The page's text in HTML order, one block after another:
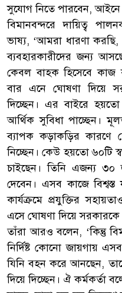
সুযোগ নিতে পারবেন, আইনে
বিমানবন্দরে দায়িত্ব
ভাষ্য, ‘আমরা ধারণা করছি,
ব্যবহারকারীদের জন্য
কেবল বাহক হিসেবে কাজ
বার এনে ঘোষণা দিয়ে
দিচ্ছেন। এর বাইরে
আর্থিক সুবিধা পাচ্ছেন।
ব্যাপক কড়াকড়ির কারণে
নিচ্ছেন। কেউ হয়তো ৬০টি
চাইছেন। তিনি এজন্য ৩০
দেবেন। এসব কাজে
কার্যক্রমে প্রযুক্তির
এসে ঘোষণা দিয়ে
তাঁরা আরও বলেন, ‘কিন্তু
নির্দিষ্ট কোনো জায়গায়
যিনি বহন করে আনছেন,
দিয়ে দিচ্ছেন। ঐ কর্মকর্তা